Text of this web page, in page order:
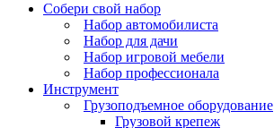
Собери свой набор
Набор автомобилиста
Набор для дачи
Набор игровой мебели
Набор профессионала
Инструмент
Грузоподъемное оборудование
Грузовой крепеж